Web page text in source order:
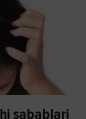
sabablari